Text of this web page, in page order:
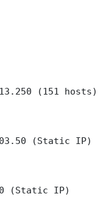
(151 hosts)
(Static IP)
(Static IP)